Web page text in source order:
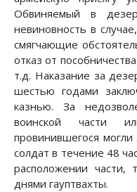
Обвиняемый в
невиновность в
смягчающие
отказ от
т.д. Наказание за
шестью годами
казнью. За
воинской части
провинившегося
солдат в течение 48
расположении
днями гауптвахты.